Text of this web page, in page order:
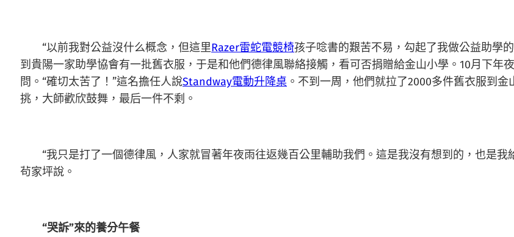
“以前我對公益沒什么概念，但這里Razer雷蛇電競椅孩子唸書的艱苦不易，勾起了我做公益助學
到貴陽一家助學協會有一批舊衣服，于是和他們德律風聯絡接觸，看可否捐贈給金山小學。10月下年
問。“確切太苦了！”這名擔任人說Standway電動升降桌 。不到一周，他們就拉了2000多件舊衣服到
挑，大師歡欣鼓舞，最后一件不剩。
“我只是打了一個德律風，人家就冒著年夜雨往返幾百公里輔助我們。這是我沒有想到的，也是我
茍家坪說。
“哭訴”來的養分午餐